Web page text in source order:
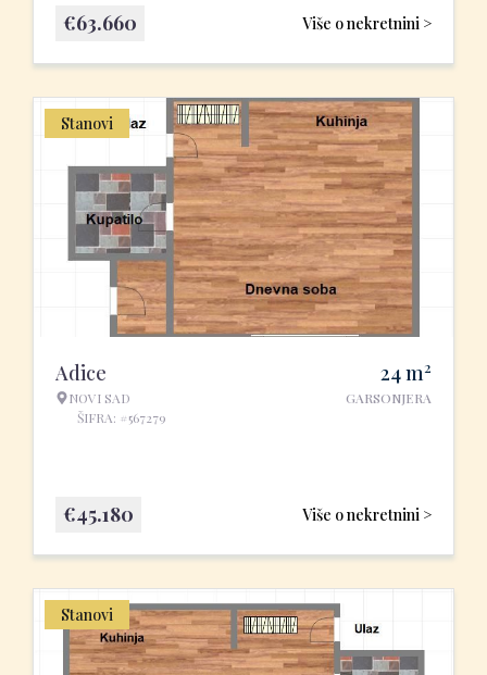
Više o nekretnini >
€63.660
Stanovi
Adice
NOVI SAD
ŠIFRA: #567279
24m2
GARSONJERA
Više o nekretnini >
€45.180
Stanovi